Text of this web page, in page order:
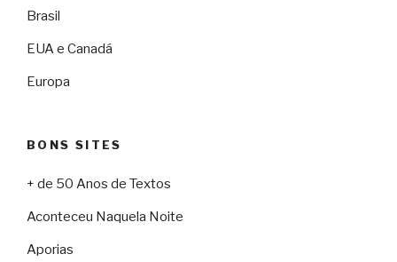
Brasil
EUA e Canadá
Europa
BONS SITES
+ de 50 Anos de Textos
Aconteceu Naquela Noite
Aporias